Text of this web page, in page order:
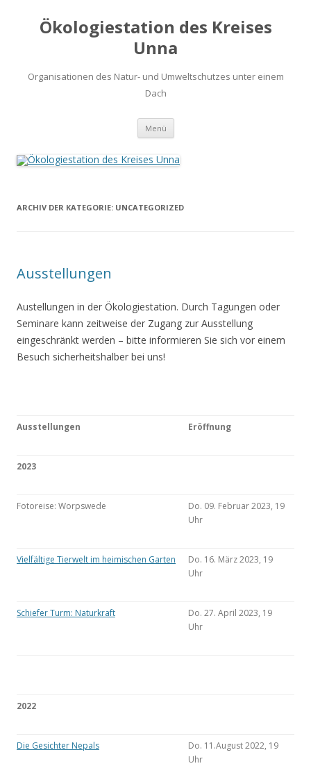
Ökologiestation des Kreises
Unna
Organisationen des Natur- und Umweltschutzes unter einem
Dach
Menü Zum
springen
ARCHIV DER KATEGORIE: UNCATEGORIZED
Ausstellungen
Austellungen in der Ökologiestation. Durch Tagungen oder
Seminare kann zeitweise der Zugang zur Ausstellung
eingeschränkt werden – bitte informieren Sie sich vor einem
Besuch sicherheitshalber bei uns!
Ausstellungen Eröffnung
2023
Fotoreise: Worpswede
Do. 09. Februar 2023, 19
Uhr
Vielfältige Tierwelt im heimischen Garten
Do. 16. März 2023, 19
Uhr
Schiefer Turm: Naturkraft
Do. 27. April 2023, 19
Uhr
2022
Die Gesichter Nepals
Do. 11.August 2022, 19
Uhr